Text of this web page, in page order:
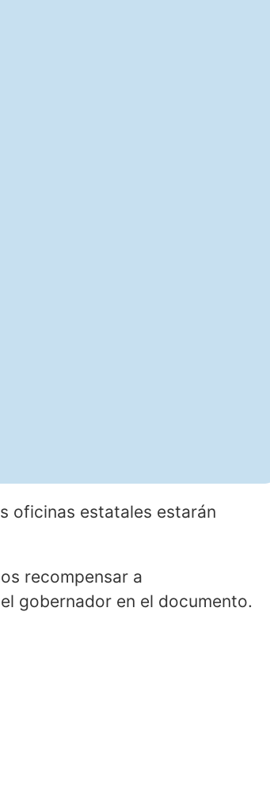
oficinas estatales estarán
recompensar a
gobernador en el documento.